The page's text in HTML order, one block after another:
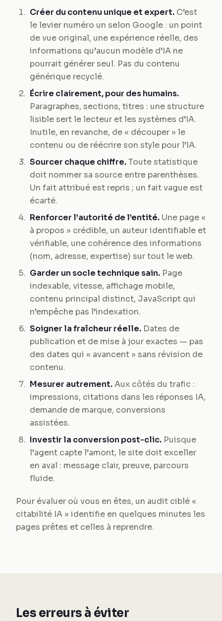
Créer du contenu unique et expert. C’est
le levier numéro un selon Google : un point
de vue original, une expérience réelle, des
informations qu’aucun modèle d’IA ne
pourrait générer seul. Pas du contenu
générique recyclé.
Écrire clairement, pour des humains.
Paragraphes, sections, titres : une structure
lisible sert le lecteur et les systèmes d’IA.
Inutile, en revanche, de « découper » le
contenu ou de réécrire son style pour l’IA.
Sourcer chaque chiffre.Toute statistique
doit nommer sa source entre parenthèses.
Un fait attribué est repris ; un fait vague est
écarté.
Renforcer l’autorité de l’entité. Une page «
à propos » crédible, un auteur identifiable et
vérifiable, une cohérence des informations
(nom, adresse, expertise) sur tout le web.
Garder un socle technique sain. Page
indexable, vitesse, affichage mobile,
contenu principal distinct, JavaScript qui
n’empêche pas l’indexation.
Soigner la fraîcheur réelle. Dates de
publication et de mise à jour exactes — pas
des dates qui « avancent » sans révision de
contenu.
Mesurer autrement.Aux côtés du trafic :
impressions, citations dans les réponses IA,
demande de marque, conversions
assistées.
Investir la conversion post-clic. Puisque
l’agent capte l’amont, le site doit exceller
en aval : message clair, preuve, parcours
fluide.
Pour évaluer où vous en êtes, un audit ciblé «
citabilité IA » identifie en quelques minutes les
pages prêtes et celles à reprendre.
Les erreurs à éviter